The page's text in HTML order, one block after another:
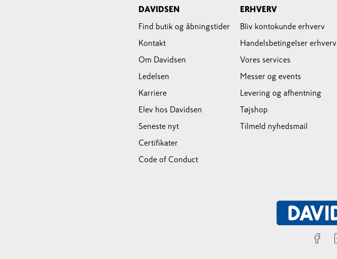
DAVIDSEN
Find butik og åbningstider
Kontakt
Om Davidsen
Ledelsen
Karriere
Elev hos Davidsen
Seneste nyt
Certifikater
Code of Conduct
ERHVERV
Bliv kontokunde erhverv
Handelsbetingelser erhverv
Vores services
Messer og events
Levering og afhentning
Tøjshop
Tilmeld nyhedsmail